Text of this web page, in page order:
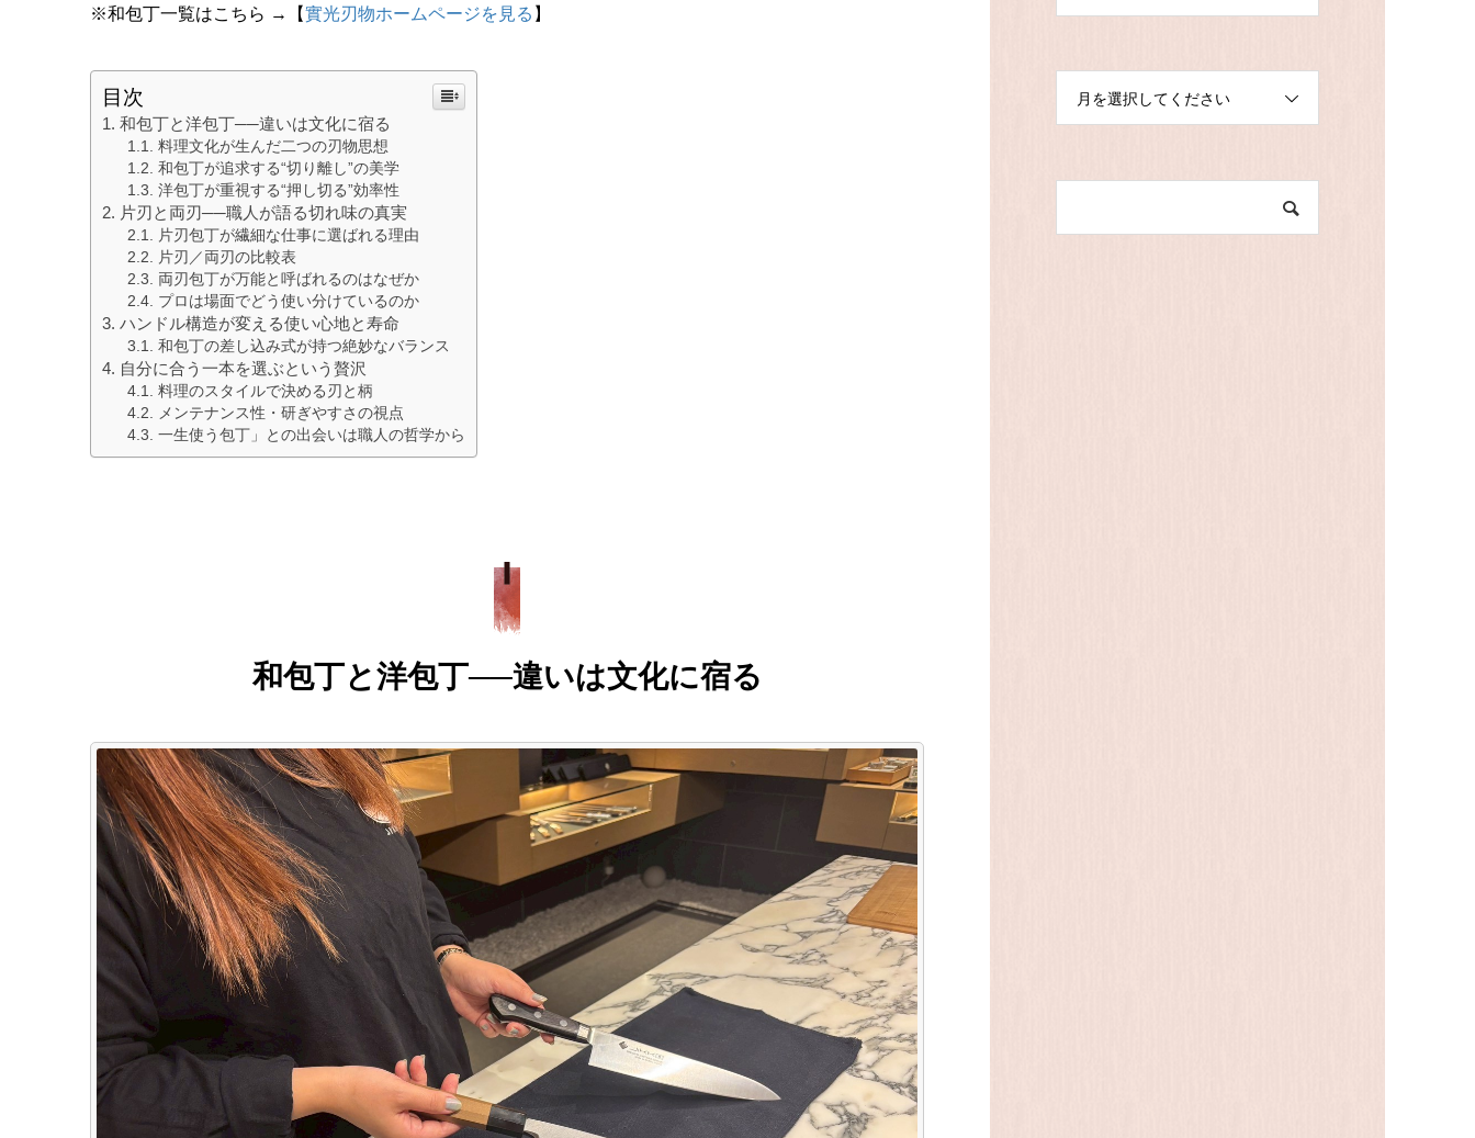
※和包丁一覧はこちら →【實光刃物ホームページを見る 】
目次
和包丁と洋包丁──違いは文化に宿る
料理文化が生んだ二つの刃物思想
和包丁が追求する“切り離し”の美学
洋包丁が重視する“押し切る”効率性
片刃と両刃──職人が語る切れ味の真実
片刃包丁が繊細な仕事に選ばれる理由
片刃／両刃の比較表
両刃包丁が万能と呼ばれるのはなぜか
プロは場面でどう使い分けているのか
ハンドル構造が変える使い心地と寿命
和包丁の差し込み式が持つ絶妙なバランス
自分に合う一本を選ぶという贅沢
料理のスタイルで決める刃と柄
メンテナンス性・研ぎやすさの視点
一生使う包丁」との出会いは職人の哲学から
和包丁と洋包丁──違いは文化に宿る
月を選択してください